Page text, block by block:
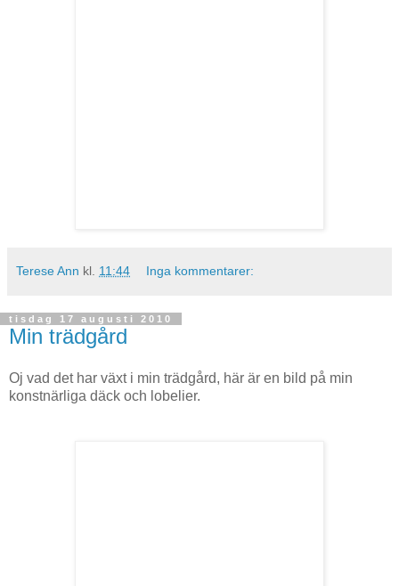
Terese Ann kl. 11:44 Inga kommentarer:
tisdag 17 augusti 2010
Min trädgård
Oj vad det har växt i min trädgård, här är en bild på min
konstnärliga däck och lobelier.